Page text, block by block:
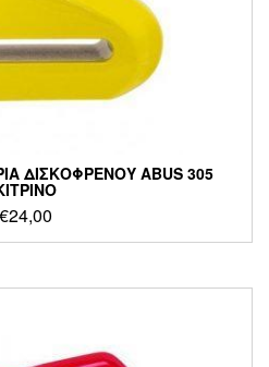
ΔΙΣΚΟΦΡΕΝΟΥ ABUS 305
€24,00